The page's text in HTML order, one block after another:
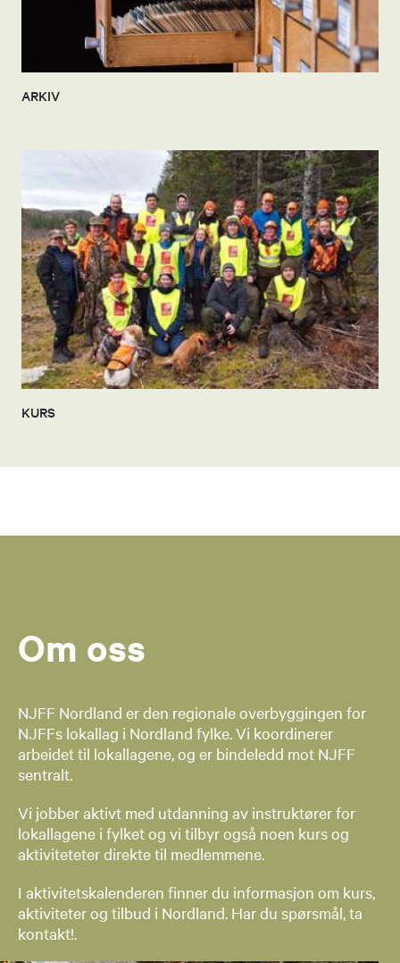
ARKIV
KURS
Om oss
NJFF Nordland er den regionale overbyggingen for
NJFFs lokallag i Nordland fylke. Vi koordinerer
arbeidet til lokallagene, og er bindeledd mot NJFF
sentralt.
Vi jobber aktivt med utdanning av instruktører for
lokallagene i fylket og vi tilbyr også noen kurs og
aktiviteteter direkte til medlemmene.
​I aktivitetskalenderen finner du informasjon om kurs,
aktiviteter og tilbud i Nordland. Har du spørsmål, ta
kontakt!.